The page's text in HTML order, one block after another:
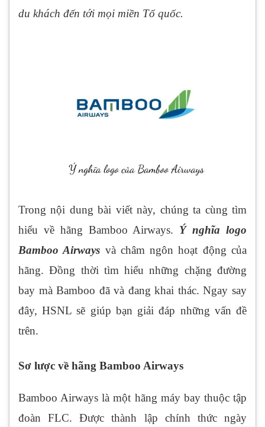
du khách đến tới mọi miền Tổ quốc.
Trong nội dung bài viết này, chúng ta cùng tìm
hiểu về hãng Bamboo Airways. Ý nghĩa logo
Bamboo Airways và châm ngôn hoạt động của
hãng. Đồng thời tìm hiểu những chặng đường
bay mà Bamboo đã và đang khai thác. Ngay say
đây, HSNL sẽ giúp bạn giải đáp những vấn đề
trên.
Sơ lược về hãng Bamboo Airways
Bamboo Airways là một hãng máy bay thuộc tập
đoàn FLC. Được thành lập chính thức ngày